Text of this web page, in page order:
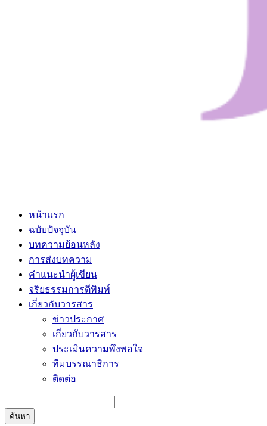
หน้าแรก
ฉบับปัจจุบัน
บทความย้อนหลัง
การส่งบทความ
คำแนะนำผู้เขียน
จริยธรรมการตีพิมพ์
เกี่ยวกับวารสาร
ข่าวประกาศ
เกี่ยวกับวารสาร
ประเมินความพึงพอใจ
ทีมบรรณาธิการ
ติดต่อ
ค้นหา